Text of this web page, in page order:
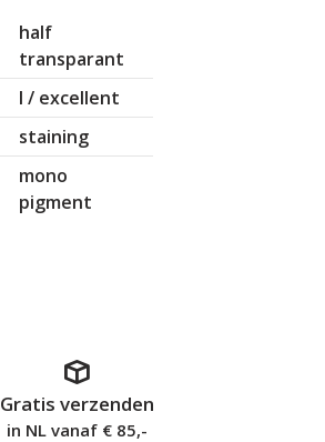
half
transparant
I / excellent
staining
mono
pigment
Gratis verzenden
in NL vanaf € 85,-